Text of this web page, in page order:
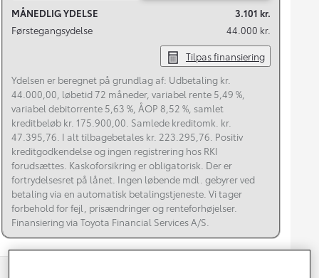
MÅNEDLIG YDELSE
3.101 kr.
Førstegangsydelse
44.000 kr.
Tilpas finansiering
Ydelsen er beregnet på grundlag af: Udbetaling kr.
44.000,00, løbetid 72 måneder, variabel rente 5,49 %,
variabel debitorrente 5,63 %, ÅOP 8,52 %, samlet
kreditbeløb kr. 175.900,00. Samlede kreditomk. kr.
47.395,76. I alt tilbagebetales kr. 223.295,76. Positiv
kreditgodkendelse og ingen registrering hos RKI
forudsættes. Kaskoforsikring er obligatorisk. Der er
fortrydelsesret på lånet. Ingen løbende mdl. gebyrer ved
betaling via en automatisk betalingstjeneste. Vi tager
forbehold for fejl, prisændringer og renteforhøjelser.
Finansiering via Toyota Financial Services A/S.